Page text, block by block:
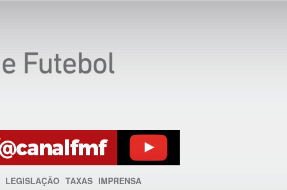
LEGISLAÇÃO TAXAS IMPRENSA